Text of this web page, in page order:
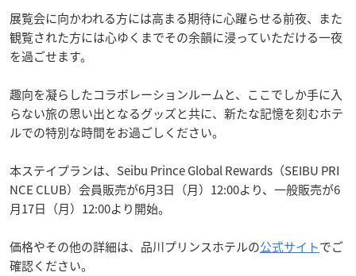
展覧会に向かわれる方には高まる期待に心躍らせる前夜、また
観覧された方には心ゆくまでその余韻に浸っていただける一夜
を過ごせます。
趣向を凝らしたコラボレーションルームと、ここでしか手に入
らない旅の思い出となるグッズと共に、新たな記憶を刻むホテ
ルでの特別な時間をお過ごしください。
本ステイプランは、Seibu Prince Global Rewards（SEIBU PRI
NCE CLUB）会員販売が6月3日（月）12:00より、一般販売が6
月17日（月）12:00より開始。
価格やその他の詳細は、品川プリンスホテルの公式サイトでご
確認ください。